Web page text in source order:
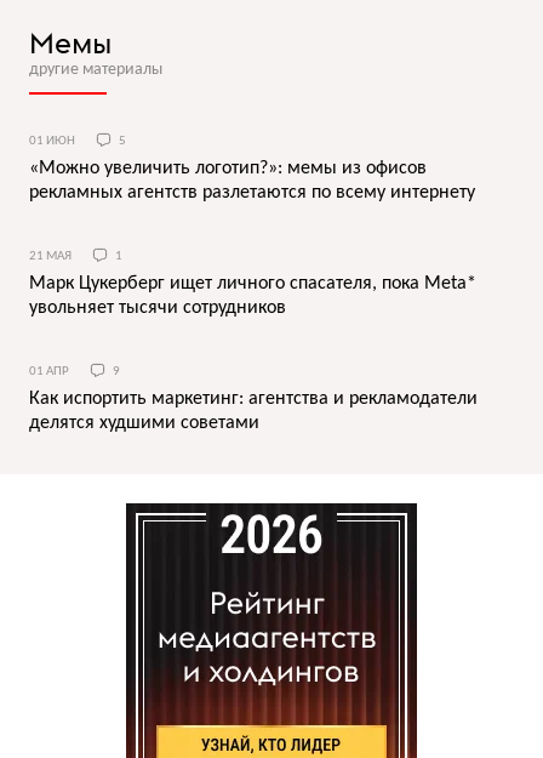
Мемы
другие материалы
01 ИЮН 5
«Можно увеличить логотип?»: мемы из офисов
рекламных агентств разлетаются по всему интернету
21 МАЯ 1
Марк Цукерберг ищет личного спасателя, пока Meta*
увольняет тысячи сотрудников
01 АПР 9
Как испортить маркетинг: агентства и рекламодатели
делятся худшими советами